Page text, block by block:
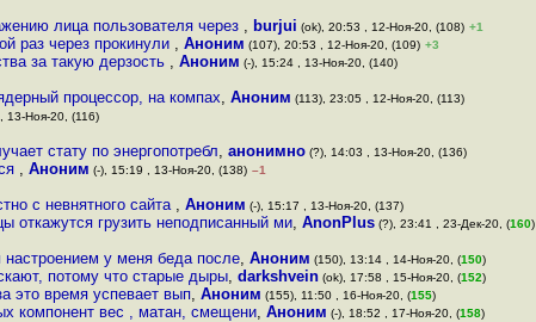
лица пользователя через , burjui (ok), 20:53 , 12-Ноя-20, (108) +1
раз через прокинули , Аноним (107), 20:53 , 12-Ноя-20, (109) +3
за такую дерзость , Аноним (-), 15:24 , 13-Ноя-20, (140)
процессор, на компах, Аноним (113), 23:05 , 12-Ноя-20, (113)
13-Ноя-20, (116)
стату по энергопотребл, анонимно (?), 14:03 , 13-Ноя-20, (136)
, Аноним (-), 15:19 , 13-Ноя-20, (138) –1
с невнятного сайта , Аноним (-), 15:17 , 13-Ноя-20, (137)
откажутся грузить неподписанный ми, AnonPlus (?), 23:41 , 23-Дек-20, (160)
у меня беда после, Аноним (150), 13:14 , 14-Ноя-20, (150)
потому что старые дыры, darkshvein (ok), 17:58 , 15-Ноя-20, (152)
это время успевает вып, Аноним (155), 11:50 , 16-Ноя-20, (155)
компонент вес , матан, смещени, Аноним (-), 18:52 , 17-Ноя-20, (158)